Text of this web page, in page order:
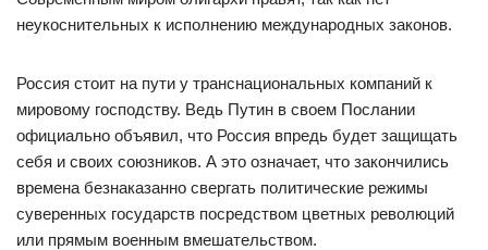
неукоснительных к исполнению международных законов.
Россия стоит на пути у транснациональных компаний к
мировому господству. Ведь Путин в своем Послании
официально объявил, что Россия впредь будет защищать
себя и своих союзников. А это означает, что закончились
времена безнаказанно свергать политические режимы
суверенных государств посредством цветных революций
или прямым военным вмешательством.